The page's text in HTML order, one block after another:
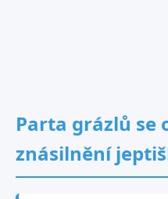
Parta grázlů se
znásilnění